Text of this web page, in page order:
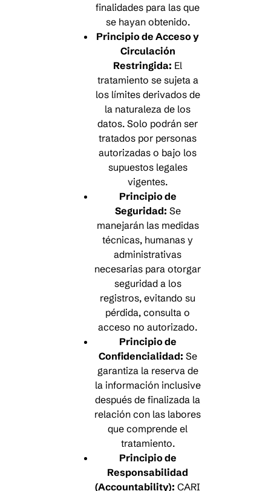
finalidades para las que
se hayan obtenido.
Principio de Acceso y
Circulación
Restringida: El
tratamiento se sujeta a
los límites derivados de
la naturaleza de los
datos. Solo podrán ser
tratados por personas
autorizadas o bajo los
supuestos legales
vigentes.
Principio de
Seguridad: Se
manejarán las medidas
técnicas, humanas y
administrativas
necesarias para otorgar
seguridad a los
registros, evitando su
pérdida, consulta o
acceso no autorizado.
Principio de
Confidencialidad: Se
garantiza la reserva de
la información inclusive
después de finalizada la
relación con las labores
que comprende el
tratamiento.
Principio de
Responsabilidad
(Accountability): CARI